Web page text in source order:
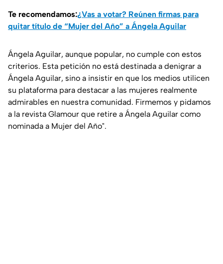
Te recomendamos:¿Vas a votar? Reúnen firmas para
quitar título de “Mujer del Año” a Ángela Aguilar
Ángela Aguilar, aunque popular, no cumple con estos
criterios. Esta petición no está destinada a denigrar a
Ángela Aguilar, sino a insistir en que los medios utilicen
su plataforma para destacar a las mujeres realmente
admirables en nuestra comunidad. Firmemos y pidamos
a la revista Glamour que retire a Ángela Aguilar como
nominada a Mujer del Año".